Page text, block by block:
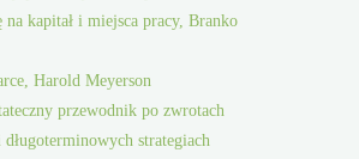
na kapitał i miejsca pracy, Branko
Harold Meyerson
przewodnik po zwrotach
strategiach